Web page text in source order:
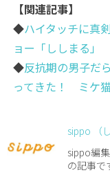
【関連記事】
◆ハイタッチに真
ョー「ししまる」
◆反抗期の男子だ
ってきた！ ミケ猫
sippo （
sippo編
の記事で